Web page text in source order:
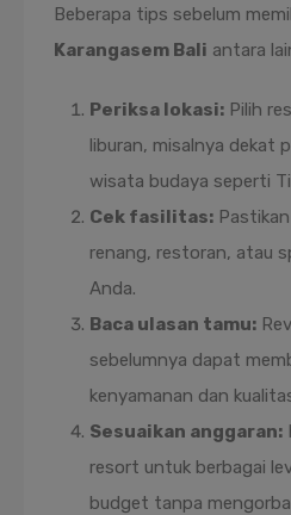
Beberapa tips sebelum
Karangasem Bali antara
Periksa lokasi: Pilih
liburan, misalnya dekat
wisata budaya seperti
Cek fasilitas:
renang, restoran, atau
Anda.
Baca ulasan tamu:
sebelumnya dapat
kenyamanan dan
Sesuaikan anggaran:
resort untuk berbagai
budget tanpa